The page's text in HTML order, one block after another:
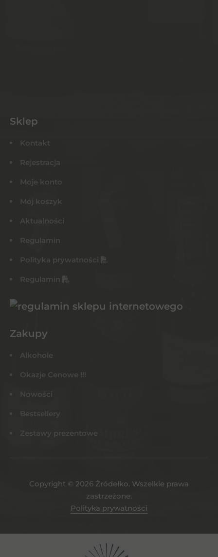
Sklep
Kontakt
Rejestracja
Moje konto
Mój koszyk
Aktualności
Regulamin
Polityka prywatności
Regulamin
Zakupy
Alkohole
Okazje Cenowe !!!
Nowości
Bestsellery
Zestawy prezentowe
Copyright © 2026 Żródełko. Wszelkie prawa
zastrzeżone.
Polityka prywatności